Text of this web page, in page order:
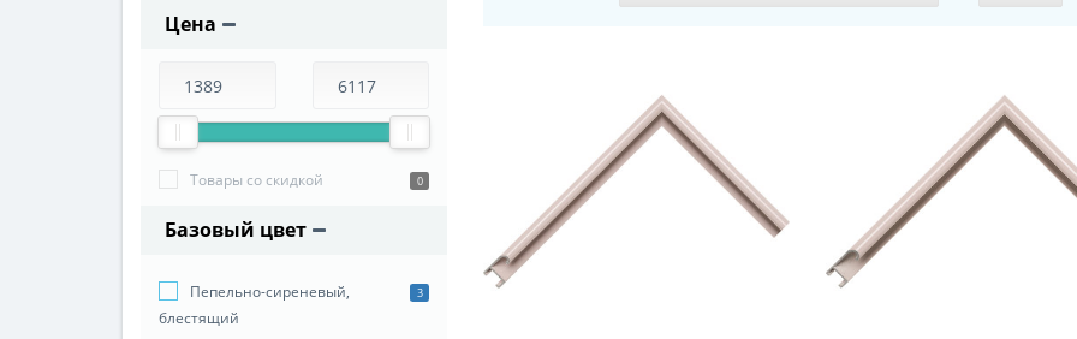
Цена
Товары со скидкой 0
Базовый цвет
Пепельно-сиреневый,
блестящий
3